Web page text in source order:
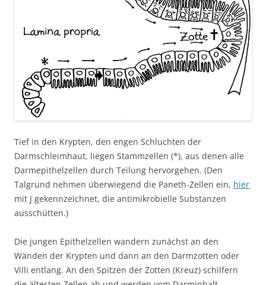
Tief in den Krypten, den engen Schluchten der
Darmschleimhaut, liegen Stammzellen (*), aus denen alle
Darmepithelzellen durch Teilung hervorgehen. (Den
Talgrund nehmen überwiegend die Paneth-Zellen ein, hier
mit J gekennzeichnet, die antimikrobielle Substanzen
ausschütten.)
Die jungen Epithelzellen wandern zunächst an den
Wänden der Krypten und dann an den Darmzotten oder
Villi entlang. An den Spitzen der Zotten (Kreuz) schilfern